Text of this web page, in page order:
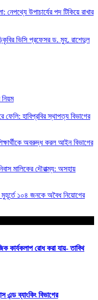
নেপথ্যে উপাচার্যের পদ টিকিয়ে রাখার
ভিসি প্রফেসর ড. মুহ. রাশেদুল
নিয়ম
ফেলি: হাবিপ্রবির স্থাপত্য বিভাগের
অবরুদ্ধ করল আইন বিভাগের
মালিকের দৌরাত্ম্য: অসহায়
মুহূর্তে ১০৪ জনকে অবৈধ নিয়োগের
কার্যকলাপ রোধ করা যায়- তাবিথ
এন্ড ব্যাংকিং বিভাগের